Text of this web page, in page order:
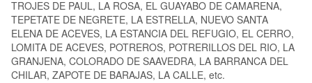
TROJES DE PAUL, LA ROSA, EL GUAYABO DE CAMARENA,
TEPETATE DE NEGRETE, LA ESTRELLA, NUEVO SANTA
ELENA DE ACEVES, LA ESTANCIA DEL REFUGIO, EL CERRO,
LOMITA DE ACEVES, POTREROS, POTRERILLOS DEL RIO, LA
GRANJENA, COLORADO DE SAAVEDRA, LA BARRANCA DEL
CHILAR, ZAPOTE DE BARAJAS, LA CALLE, etc.